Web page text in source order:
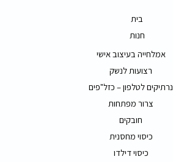
בית
חנות
אמלחייה בעיצוב אישי
רצועות לנשק
נרתיקים לטלפון – כזל"פים
צרור מפתחות
חובקים
כיסוי מחסנית
כיסוי דילדו